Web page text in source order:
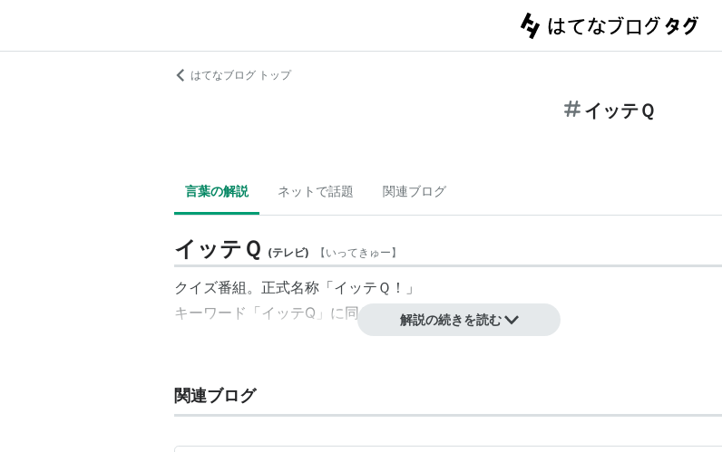
はてなブログ トップ
イッテＱ
言葉の解説 ネットで話題 関連ブログ
イッテＱ (テレビ) 【いってきゅー】
クイズ番組。正式名称「イッテＱ！」
キーワード「イッテQ」に同じ。
解説の続きを読む
関連ブログ